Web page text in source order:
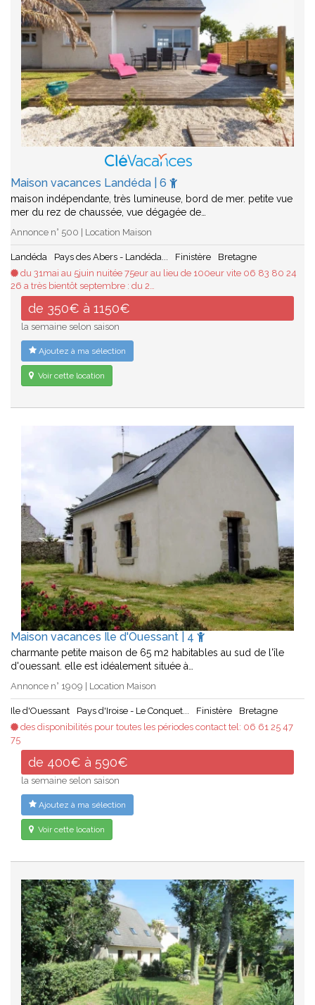
Maison vacances Landéda | 6
maison indépendante, très lumineuse, bord de mer. petite vue
mer du rez de chaussée, vue dégagée de…
Annonce n° 500 | Location Maison
Landéda Pays des Abers - Landéda... Finistère
Bretagne
du 31mai au 5juin nuitée 75eur au lieu de 100eur vite 06 83 80 24
26 a très bientôt septembre : du 2…
de 350€ à 1150€
la semaine selon saison
Ajoutez à ma sélection
Voir cette location
Maison vacances Ile d'Ouessant | 4
charmante petite maison de 65 m2 habitables au sud de l'île
d'ouessant. elle est idéalement située à…
Annonce n° 1909 | Location Maison
Ile d'Ouessant Pays d'Iroise - Le Conquet... Finistère
Bretagne
des disponibilités pour toutes les périodes contact tel: 06 61 25 47
75
de 400€ à 590€
la semaine selon saison
Ajoutez à ma sélection
Voir cette location